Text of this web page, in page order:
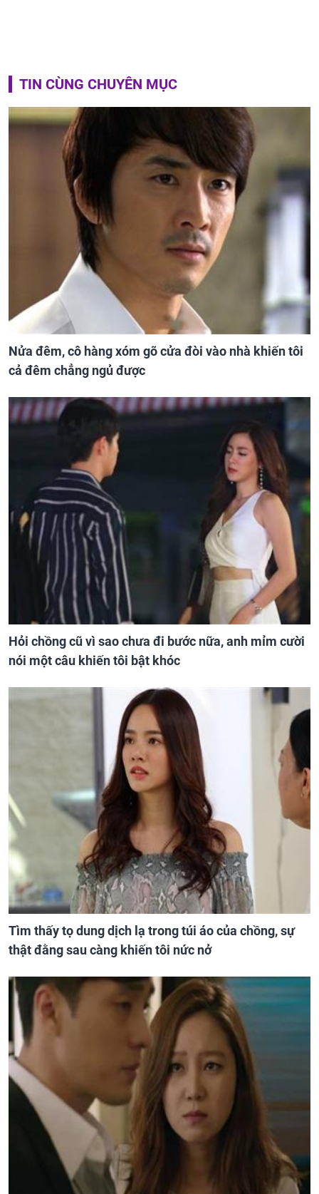
TIN CÙNG CHUYÊN MỤC
Nửa đêm, cô hàng xóm gõ cửa đòi vào nhà khiến tôi
cả đêm chẳng ngủ được
Hỏi chồng cũ vì sao chưa đi bước nữa, anh mỉm cười
nói một câu khiến tôi bật khóc
Tìm thấy tọ dung dịch lạ trong túi áo của chồng, sự
thật đằng sau càng khiến tôi nức nở